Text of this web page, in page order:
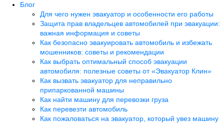
Блог
Для чего нужен эвакуатор и особенности его работы
Защита прав владельцев автомобилей при эвакуации:
важная информация и советы
Как безопасно эвакуировать автомобиль и избежать
мошенников: советы и рекомендации
Как выбрать оптимальный способ эвакуации
автомобиля: полезные советы от «Эвакуатор Клин»
Как вызвать эвакуатор для неправильно
припаркованной машины
Как найти машину для перевозки груза
Как перевезти автомобиль
Как пожаловаться на эвакуатор, который увез машину